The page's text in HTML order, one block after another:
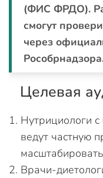
(ФИС ФРДО).
смогут
через
Целевая
Нутрициологи
ведут частную
Врачи-